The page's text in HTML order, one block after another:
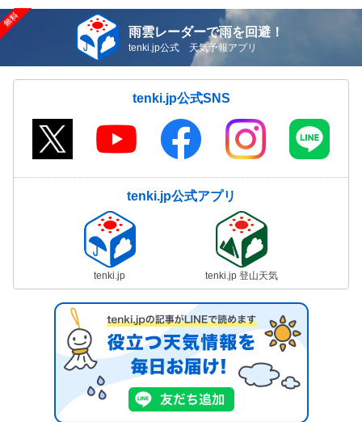
雨雲レーダーで雨を回避！
tenki.jp公式 天気予報アプリ
tenki.jp公式SNS
tenki.jp公式アプリ
tenki.jp tenki.jp 登山天気